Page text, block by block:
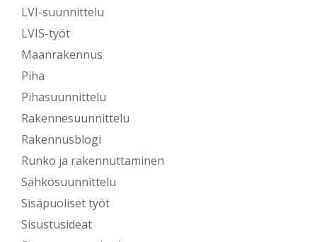
LVI-suunnittelu
LVIS-työt
Maanrakennus
Piha
Pihasuunnittelu
Rakennesuunnittelu
Rakennusblogi
Runko ja rakennuttaminen
Sähkösuunnittelu
Sisäpuoliset työt
Sisustusideat